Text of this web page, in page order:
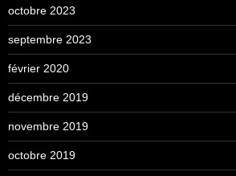
octobre 2023
septembre 2023
février 2020
décembre 2019
novembre 2019
octobre 2019